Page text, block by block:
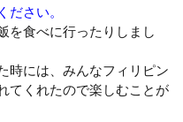
ださい。
を食べに行ったりしまし
時には、みんなフィリピン
てくれたので楽しむことが